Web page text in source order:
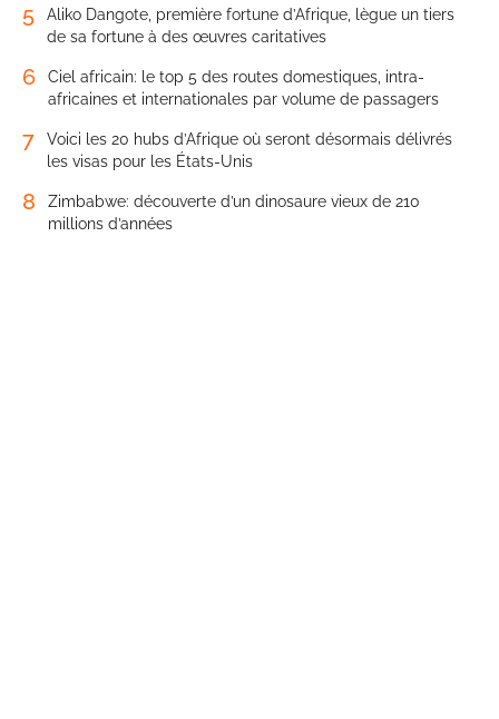
5
Aliko Dangote, première fortune d’Afrique, lègue un tiers
de sa fortune à des œuvres caritatives
6
Ciel africain: le top 5 des routes domestiques, intra-
africaines et internationales par volume de passagers
7
Voici les 20 hubs d’Afrique où seront désormais délivrés
les visas pour les États-Unis
8
Zimbabwe: découverte d’un dinosaure vieux de 210
millions d’années